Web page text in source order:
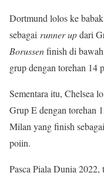
Dortmund lolos ke
sebagai runner updari
Borussenfinish di
grup dengan torehan 14
Sementara itu, Chelsea
Grup E dengan torehan
Milan yang finish sebagai
poiin.
Pasca Piala Dunia 2022,